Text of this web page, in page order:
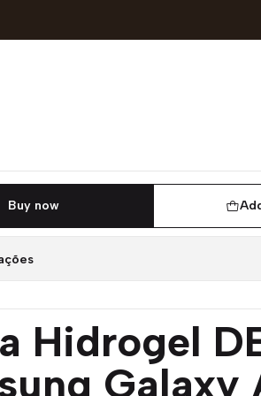
e Económica | ACM85
Devia para
Buy now
Hidrogel
Galaxy